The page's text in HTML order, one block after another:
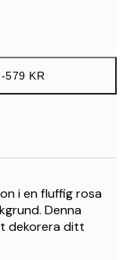
-579 KR
i en fluffig rosa
Denna
dekorera ditt